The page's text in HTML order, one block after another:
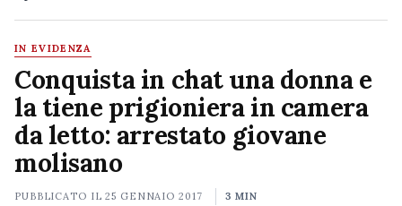
IN EVIDENZA
Conquista in chat una donna e
la tiene prigioniera in camera
da letto: arrestato giovane
molisano
PUBBLICATO IL25 GENNAIO 2017 3 MIN